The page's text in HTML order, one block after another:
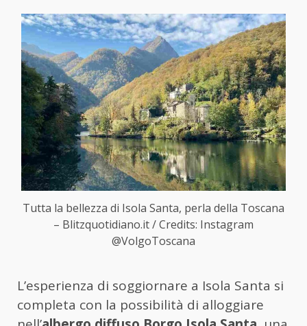
Tutta la bellezza di Isola Santa, perla della Toscana
– Blitzquotidiano.it / Credits: Instagram
@VolgoToscana
L’esperienza di soggiornare a Isola Santa si
completa con la possibilità di alloggiare